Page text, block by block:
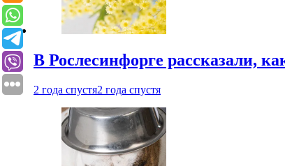
В Рослесинфорге рассказали,
2 года спустя2 года спустя